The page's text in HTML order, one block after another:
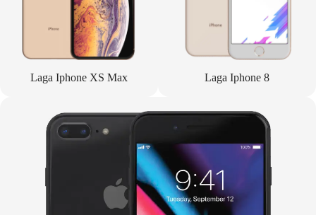
Laga Iphone XS Max Laga Iphone 8